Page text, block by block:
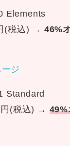
Elements
(税込) → 46%
ジ
Standard
(税込) →